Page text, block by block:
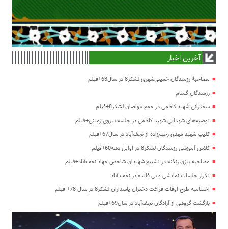
آخرین اخبار
مصاحبۀ رزمندگان خمینی‌شهری لشکر8 در سال63+فیلم
رزمندگان گمنام
سخنرانی شهید کاظمی در جمع غواصان لشکر8+فیلم
توصیه‌های شهدایی شهید کاظمی در جلسه نیروی زمینی+فیلم
کلیپ شهید مهدی رحیم‌زاده از نجف‌آباد در سال67+فیلم
کلاس آموزشی رزمندگان لشکر8 در اوایل دهه60+فیلم
مصاحبه بیژن زنگنه در تشییع شهیدان شاخص جهاد نجف‌آباد+فیلم
تکرار جلسات نمایشی و بی فایده در نجف آباد
اختتامیه طرح اوقات فراغت دختران پاسداران لشکر8 در سال 78+ فیلم
بازگشت گروهی از آزادگان نجف‌آباد در سال69+فیلم